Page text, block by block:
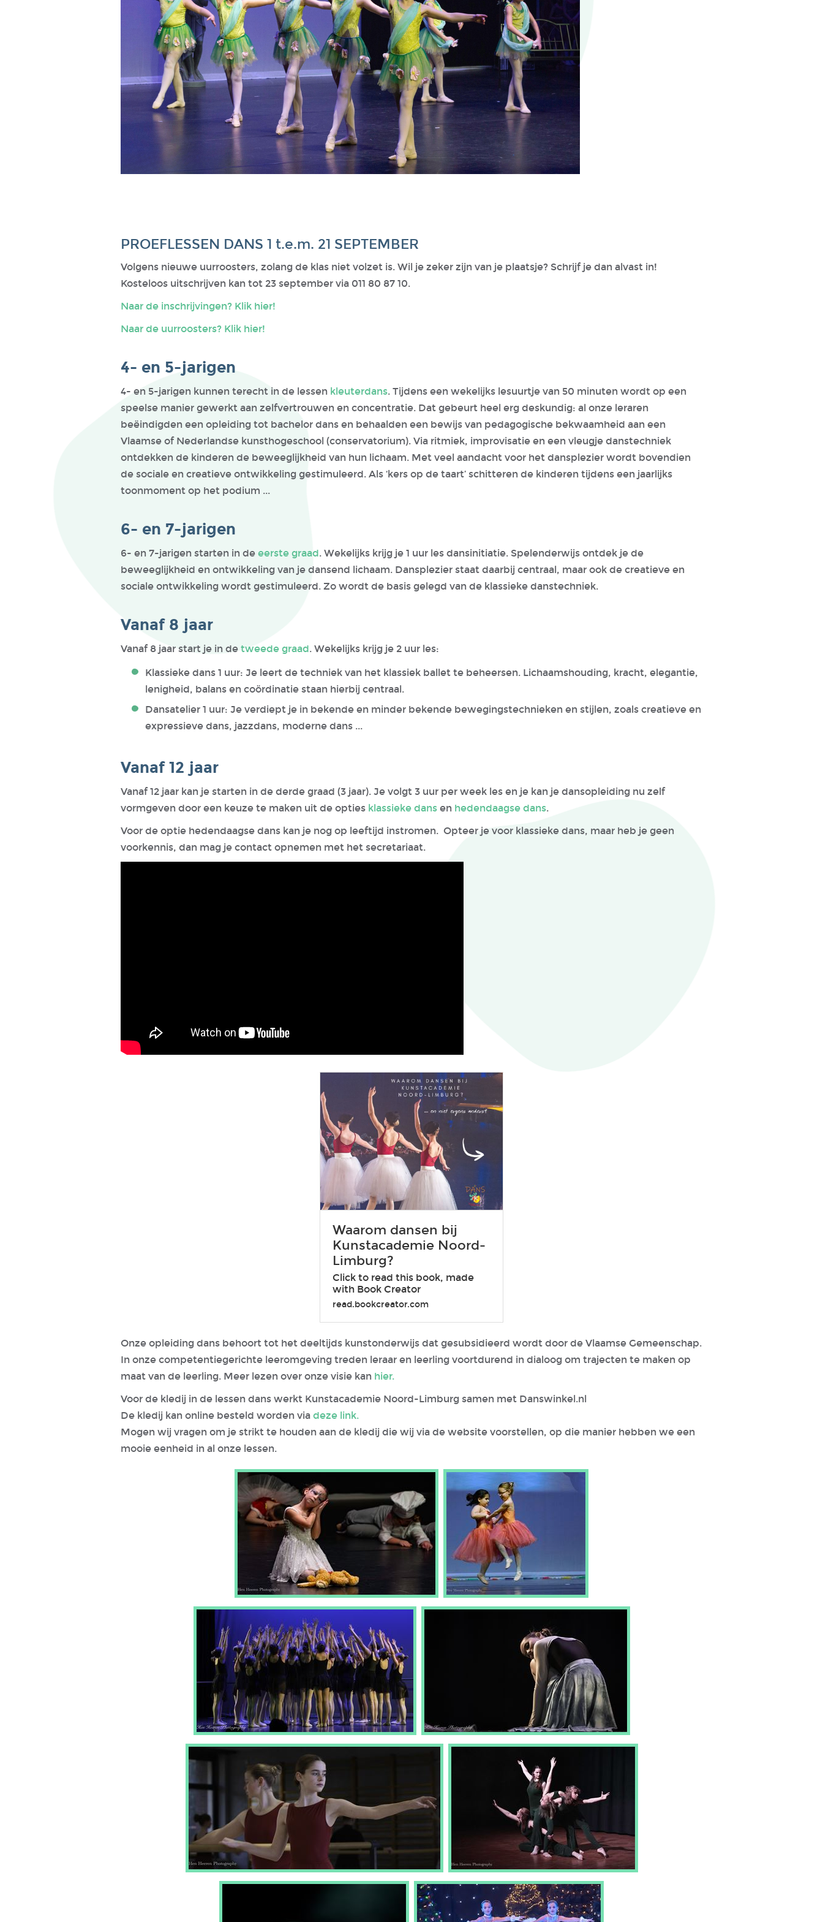
PROEFLESSEN DANS 1 t.e.m. 21 SEPTEMBER
Volgens nieuwe uurroosters, zolang de klas niet volzet is. Wil je zeker zijn van je plaatsje? Schrijf je dan alvast in!
Kosteloos uitschrijven kan tot 23 september via 011 80 87 10.
Naar de inschrijvingen? Klik hier!
Naar de uurroosters? Klik hier!
4- en 5-jarigen
4- en 5-jarigen kunnen terecht in de lessen kleuterdans. Tijdens een wekelijks lesuurtje van 50 minuten wordt op een
speelse manier gewerkt aan zelfvertrouwen en concentratie. Dat gebeurt heel erg deskundig: al onze leraren
beëindigden een opleiding tot bachelor dans en behaalden een bewijs van pedagogische bekwaamheid aan een
Vlaamse of Nederlandse kunsthogeschool (conservatorium). Via ritmiek, improvisatie en een vleugje danstechniek
ontdekken de kinderen de beweeglijkheid van hun lichaam. Met veel aandacht voor het dansplezier wordt bovendien
de sociale en creatieve ontwikkeling gestimuleerd. Als ‘kers op de taart’ schitteren de kinderen tijdens een jaarlijks
toonmoment op het podium ...
6- en 7-jarigen
6- en 7-jarigen starten in de eerste graad. Wekelijks krijg je 1 uur les dansinitiatie. Spelenderwijs ontdek je de
beweeglijkheid en ontwikkeling van je dansend lichaam. Dansplezier staat daarbij centraal, maar ook de creatieve en
sociale ontwikkeling wordt gestimuleerd. Zo wordt de basis gelegd van de klassieke danstechniek.
Vanaf 8 jaar
Vanaf 8 jaar start je in de tweede graad. Wekelijks krijg je 2 uur les:
Klassieke dans 1 uur: Je leert de techniek van het klassiek ballet te beheersen. Lichaamshouding, kracht, elegantie,
lenigheid, balans en coördinatie staan hierbij centraal.
Dansatelier 1 uur: Je verdiept je in bekende en minder bekende bewegingstechnieken en stijlen, zoals creatieve en
expressieve dans, jazzdans, moderne dans ...
Vanaf 12 jaar
Vanaf 12 jaar kan je starten in de derde graad (3 jaar). Je volgt 3 uur per week les en je kan je dansopleiding nu zelf
vormgeven door een keuze te maken uit de opties klassieke dans en hedendaagse dans.
Voor de optie hedendaagse dans kan je nog op leeftijd instromen. Opteer je voor klassieke dans, maar heb je geen
voorkennis, dan mag je contact opnemen met het secretariaat.
Waarom dansen bij
Kunstacademie Noord-
Limburg?
Click to read this book, made
with Book Creator
read.bookcreator.com
Onze opleiding dans behoort tot het deeltijds kunstonderwijs dat gesubsidieerd wordt door de Vlaamse Gemeenschap.
In onze competentiegerichte leeromgeving treden leraar en leerling voortdurend in dialoog om trajecten te maken op
maat van de leerling. Meer lezen over onze visie kan hier.
Voor de kledij in de lessen dans werkt Kunstacademie Noord-Limburg samen met Danswinkel.nl
De kledij kan online besteld worden via deze link.
Mogen wij vragen om je strikt te houden aan de kledij die wij via de website voorstellen, op die manier hebben we een
mooie eenheid in al onze lessen.